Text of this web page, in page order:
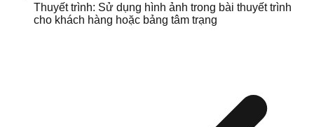
Thuyết trình: Sử dụng hình ảnh trong bài thuyết trình
cho khách hàng hoặc bảng tâm trạng